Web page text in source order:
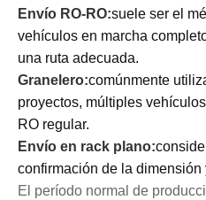
Envío RO-RO:suele ser el
vehículos en marcha
una ruta adecuada.
Granelero:comúnmente
proyectos, múltiples
RO regular.
Envío en rack plano:
confirmación de la dimensión
El período normal de